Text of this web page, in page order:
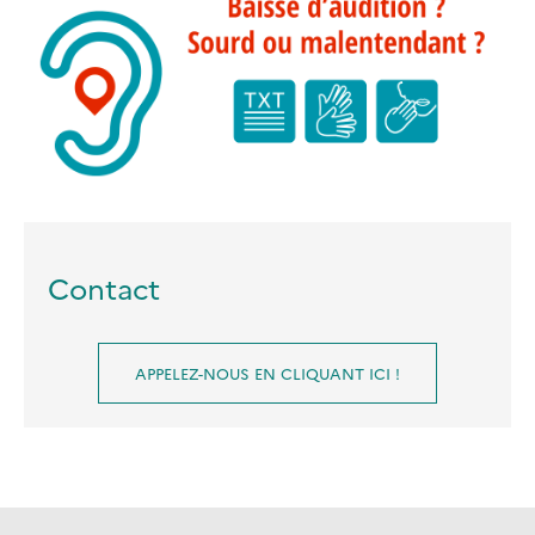
Contact
APPELEZ-NOUS EN CLIQUANT ICI !